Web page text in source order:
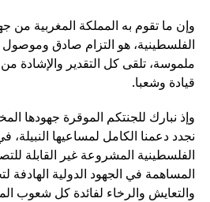
وإن ما تقوم به المملكة المغربية من
الفلسطينية، هو التزام صادق وموصول
ملموسة، تلقى كل التقدير والإشادة
قيادة وشعبا.
وإذ نبارك للجنتكم الموقرة جهودها
نجدد دعمنا الكامل لمساعيها
الفلسطينية المشروعة غير القابلة
المساهمة في الجهود الدولية الهادفة
والتعايش والرخاء لفائدة كل شعوب